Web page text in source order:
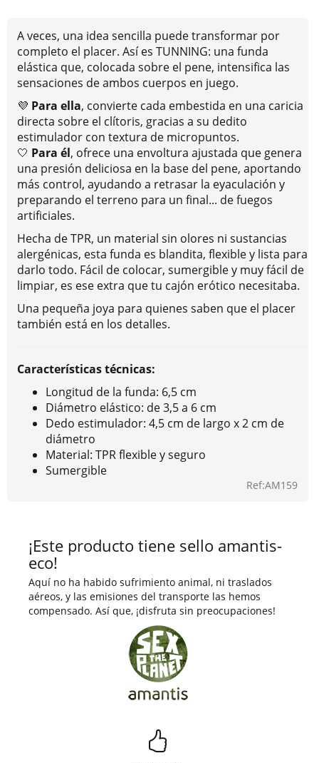
A veces, una idea sencilla puede transformar por
completo el placer. Así es TUNNING: una funda
elástica que, colocada sobre el pene, intensifica las
sensaciones de ambos cuerpos en juego.
💜 Para ella, convierte cada embestida en una caricia
directa sobre el clítoris, gracias a su dedito
estimulador con textura de micropuntos.
🤍 Para él, ofrece una envoltura ajustada que genera
una presión deliciosa en la base del pene, aportando
más control, ayudando a retrasar la eyaculación y
preparando el terreno para un final... de fuegos
artificiales.
Hecha de TPR, un material sin olores ni sustancias
alergénicas, esta funda es blandita, flexible y lista para
darlo todo. Fácil de colocar, sumergible y muy fácil de
limpiar, es ese extra que tu cajón erótico necesitaba.
Una pequeña joya para quienes saben que el placer
también está en los detalles.
Características técnicas:
Longitud de la funda: 6,5 cm
Diámetro elástico: de 3,5 a 6 cm
Dedo estimulador: 4,5 cm de largo x 2 cm de
diámetro
Material: TPR flexible y seguro
Sumergible
Ref:AM159
¡Este producto tiene sello amantis-
eco!
Aquí no ha habido sufrimiento animal, ni traslados
aéreos, y las emisiones del transporte las hemos
compensado. Así que, ¡disfruta sin preocupaciones!